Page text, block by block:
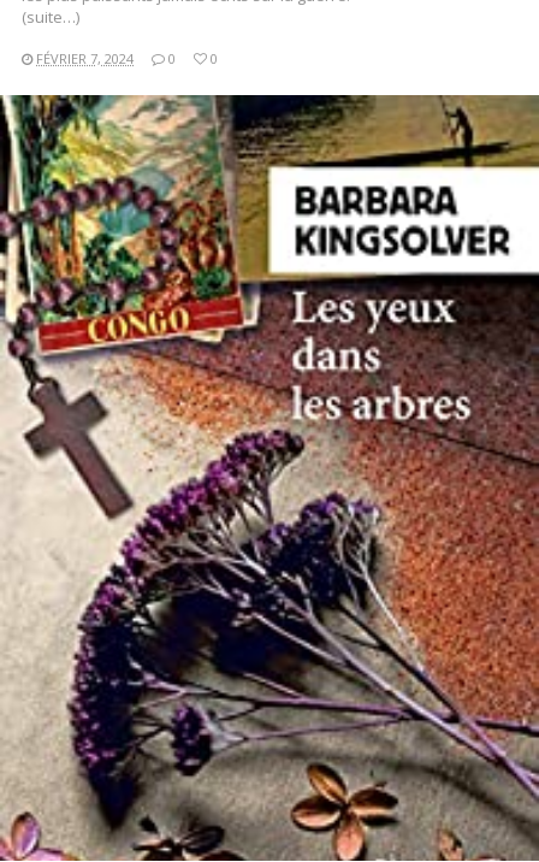
(suite…)
FÉVRIER 7, 2024 0 0
LIRE LA SUITE